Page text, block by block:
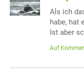
Als ich
habe, hat
Ist aber
Auf